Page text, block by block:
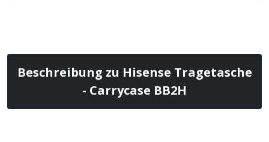
Beschreibung zu Hisense Tragetasche
- Carrycase BB2H